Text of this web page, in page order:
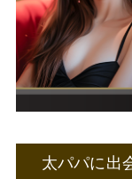
太パパに出